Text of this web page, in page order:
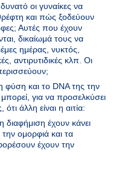
οι γυναίκες να
και πώς ξοδεύουν
Αυτές που έχουν
δικαίωμά τους να
ημέρας, νυκτός,
αντιρυτιδικές κλπ. Οι
φύση και το DNA της την
για να προσελκύσει
άλλη είναι η αιτία:
έχουν κάνει
ομορφιά και τα
έχουν την